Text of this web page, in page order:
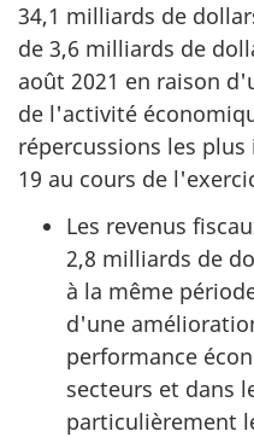
34,1 milliards de
de 3,6 milliards de
août 2021 en raison
de l'activité
répercussions les
19 au cours de
Les revenus
2,8 milliards de
à la même
d'une
performance
secteurs et dans
particulièrement